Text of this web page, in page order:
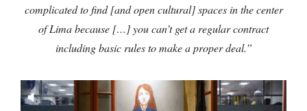
complicated to find [and open cultural] spaces in the center
of Lima because […] you can’t get a regular contract
including basic rules to make a proper deal.”